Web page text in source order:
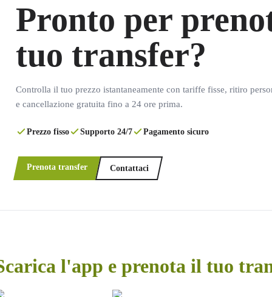
Pronto per
tuo transfer?
Controlla il tuo prezzo istantaneamente con tariffe fisse, ritiro
e cancellazione gratuita fino a 24 ore prima.
Prezzo fisso Supporto 24/7 Pagamento sicuro
Prenota transfer Contattaci
l'app e prenota il tuo